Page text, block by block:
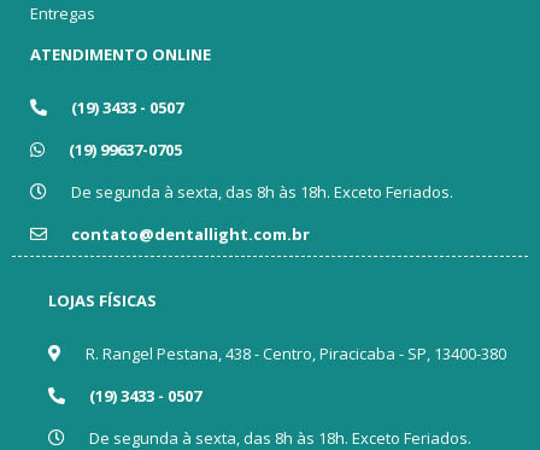
Entregas
ATENDIMENTO ONLINE
(19) 3433 - 0507
(19) 99637-0705
De segunda à sexta, das 8h às 18h. Exceto Feriados.
contato@dentallight.com.br
LOJAS FÍSICAS
R. Rangel Pestana, 438 - Centro, Piracicaba - SP, 13400-380
(19) 3433 - 0507
De segunda à sexta, das 8h às 18h. Exceto Feriados.